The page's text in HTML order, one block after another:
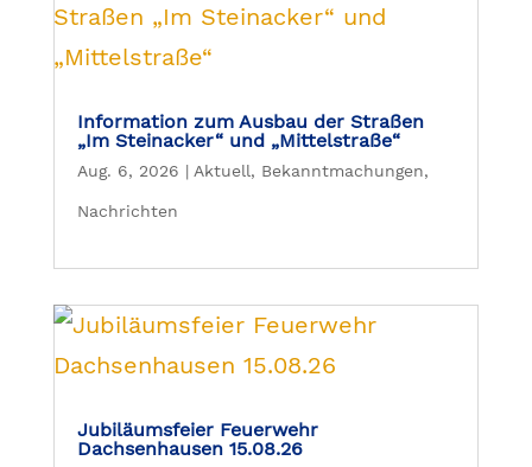
Information zum Ausbau der Straßen
„Im Steinacker“ und „Mittelstraße“
Aug. 6, 2026 | Aktuell, Bekanntmachungen,
Nachrichten
Jubiläumsfeier Feuerwehr
Dachsenhausen 15.08.26